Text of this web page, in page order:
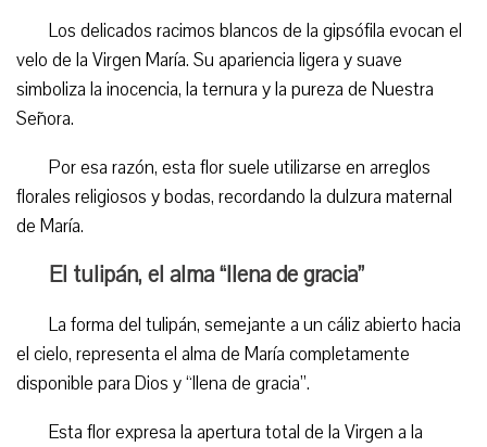
Los delicados racimos blancos de la gipsófila evocan el
velo de la Virgen María. Su apariencia ligera y suave
simboliza la inocencia, la ternura y la pureza de Nuestra
Señora.
Por esa razón, esta flor suele utilizarse en arreglos
florales religiosos y bodas, recordando la dulzura maternal
de María.
El tulipán, el alma “llena de gracia”
La forma del tulipán, semejante a un cáliz abierto hacia
el cielo, representa el alma de María completamente
disponible para Dios y “llena de gracia”.
Esta flor expresa la apertura total de la Virgen a la